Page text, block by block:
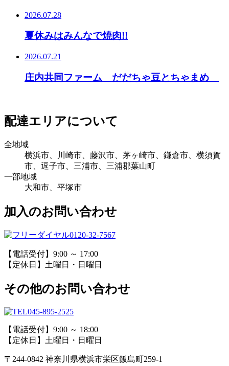
2026.07.28
夏休みはみんなで焼肉!!
2026.07.21
庄内共同ファーム だだちゃ豆とちゃまめ
配達エリアについて
全地域
横浜市、川崎市、藤沢市、茅ヶ崎市、鎌倉市、横須賀
市、逗子市、三浦市、三浦郡葉山町
一部地域
大和市、平塚市
加入のお問い合わせ
0120-32-7567
【電話受付】9:00 ～ 17:00
【定休日】土曜日・日曜日
その他のお問い合わせ
045-895-2525
【電話受付】9:00 ～ 18:00
【定休日】土曜日・日曜日
〒244-0842 神奈川県横浜市栄区飯島町259-1